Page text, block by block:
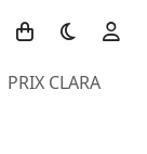
Toggle theme
PRIX CLARA